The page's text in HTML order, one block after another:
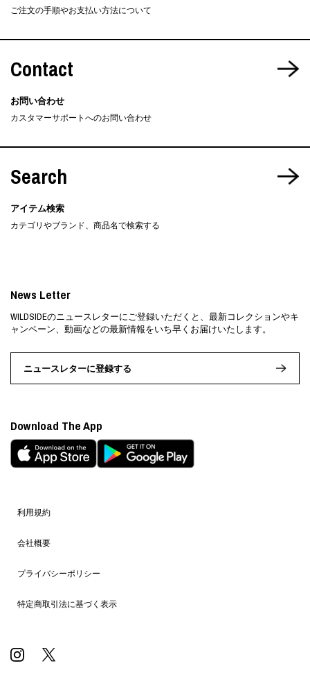
ご注文の手順やお支払い方法について
Contact
お問い合わせ
カスタマーサポートへのお問い合わせ
Search
アイテム検索
カテゴリやブランド、商品名で検索する
利用規約
会社概要
プライバシーポリシー
特定商取引法に基づく表示
News Letter
WILDSIDEのニュースレターにご登録いただくと、最新コレクションやキ
ャンペーン、動画などの最新情報をいち早くお届けいたします。
ニュースレターに登録する
Download The App